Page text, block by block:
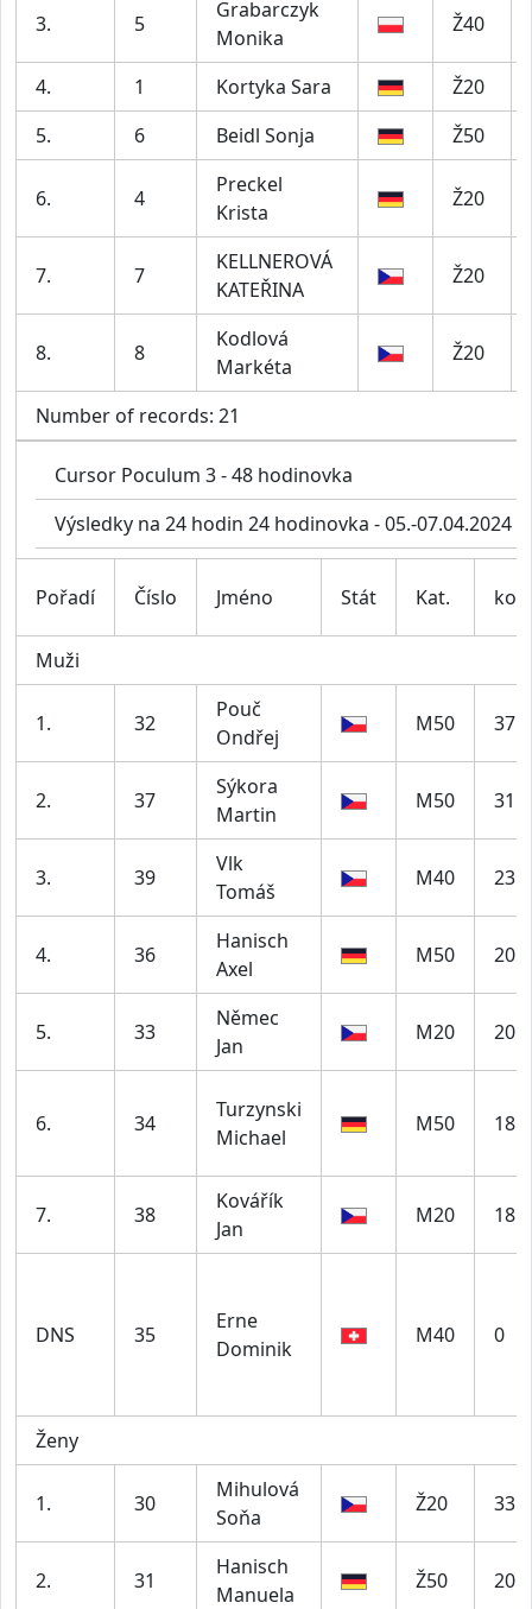
3. 5
Grabarczyk
Monika
Ž40
4. 1 Kortyka Sara Ž20
5.
6 Beidl Sonja Ž50
6. 4
Preckel
Krista
Ž20
7. 7
KELLNEROVÁ
KATEŘINA
Ž20
8. 8
Kodlová
Markéta
Ž20
Number of records: 21
Cursor Poculum 3 - 48 hodinovka
Výsledky na 24 hodin 24 hodinovka - 05.-07.04.2024
Pořadí Číslo Jméno Stát Kat. kol
Muži
1. 32
Pouč
Ondřej
M50 37
2. 37
Sýkora
Martin
M50 31
3. 39
Vlk
Tomáš
M40 23
4. 36
Hanisch
Axel
M50 20
5. 33
Němec
Jan
M20 20
6. 34
Turzynski
Michael
M50 18
7. 38
Kovářík
Jan
M20 18
DNS 35
Erne
Dominik
M40 0
Ženy
1. 30
Mihulová
Soňa
Ž20 33
2. 31
Hanisch
Manuela
Ž50 20